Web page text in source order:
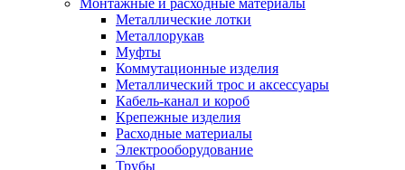
Монтажные и расходные материалы
Металлические лотки
Металлорукав
Муфты
Коммутационные изделия
Металлический трос и аксессуары
Кабель-канал и короб
Крепежные изделия
Расходные материалы
Электрооборудование
Трубы